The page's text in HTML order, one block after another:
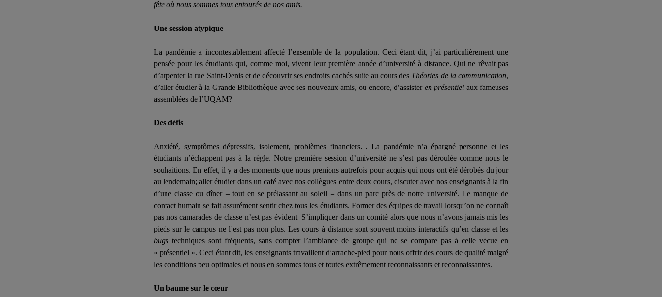
fête où nous sommes tous entourés de nos amis.
Une session atypique
La pandémie a incontestablement affecté l’ensemble de la population. Ceci étant dit, j’ai particulièrement une
pensée pour les étudiants qui, comme moi, vivent leur première année d’université à distance. Qui ne rêvait pas
d’arpenter la rue Saint-Denis et de découvrir ses endroits cachés suite au cours des Théories de la communication,
d’aller étudier à la Grande Bibliothèque avec ses nouveaux amis, ou encore, d’assister en présentiel aux fameuses
assemblées de l’UQAM?
Des défis
Anxiété, symptômes dépressifs, isolement, problèmes financiers… La pandémie n’a épargné personne et les
étudiants n’échappent pas à la règle. Notre première session d’université ne s’est pas déroulée comme nous le
souhaitions. En effet, il y a des moments que nous prenions autrefois pour acquis qui nous ont été dérobés du jour
au lendemain; aller étudier dans un café avec nos collègues entre deux cours, discuter avec nos enseignants à la fin
d’une classe ou dîner – tout en se prélassant au soleil – dans un parc près de notre université. Le manque de
contact humain se fait assurément sentir chez tous les étudiants. Former des équipes de travail lorsqu’on ne connaît
pas nos camarades de classe n’est pas évident. S’impliquer dans un comité alors que nous n’avons jamais mis les
pieds sur le campus ne l’est pas non plus. Les cours à distance sont souvent moins interactifs qu’en classe et les
bugs techniques sont fréquents, sans compter l’ambiance de groupe qui ne se compare pas à celle vécue en
« présentiel ». Ceci étant dit, les enseignants travaillent d’arrache-pied pour nous offrir des cours de qualité malgré
les conditions peu optimales et nous en sommes tous et toutes extrêmement reconnaissants et reconnaissantes.
Un baume sur le cœur